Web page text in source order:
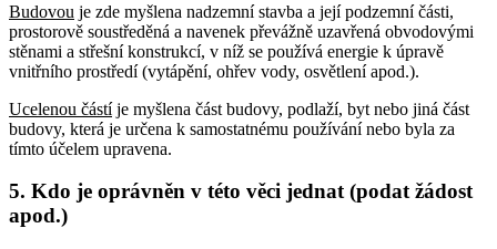
Budovou je zde myšlena nadzemní stavba a její podzemní části,
prostorově soustředěná a navenek převážně uzavřená obvodovými
stěnami a střešní konstrukcí, v níž se používá energie k úpravě
vnitřního prostředí (vytápění, ohřev vody, osvětlení apod.).
Ucelenou částíje myšlena část budovy, podlaží, byt nebo jiná část
budovy, která je určena k samostatnému používání nebo byla za
tímto účelem upravena.
5. Kdo je oprávněn v této věci jednat (podat žádost
apod.)